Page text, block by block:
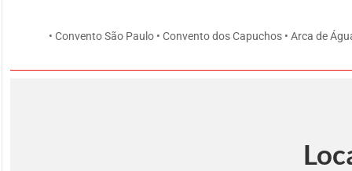
• Convento São Paulo • Convento dos Capuchos • Arca de